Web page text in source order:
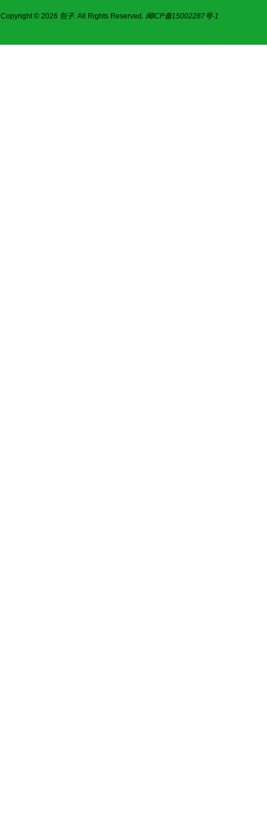
Copyright © 2026 包子. All Rights Reserved. 闽ICP备15002287号-1